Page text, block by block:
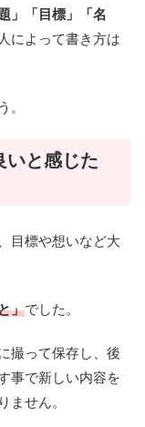
」「目標」「名
によって書き方は
。
いと感じた
目標や想いなど大
」でした。
撮って保存し、後
事で新しい内容を
ません。